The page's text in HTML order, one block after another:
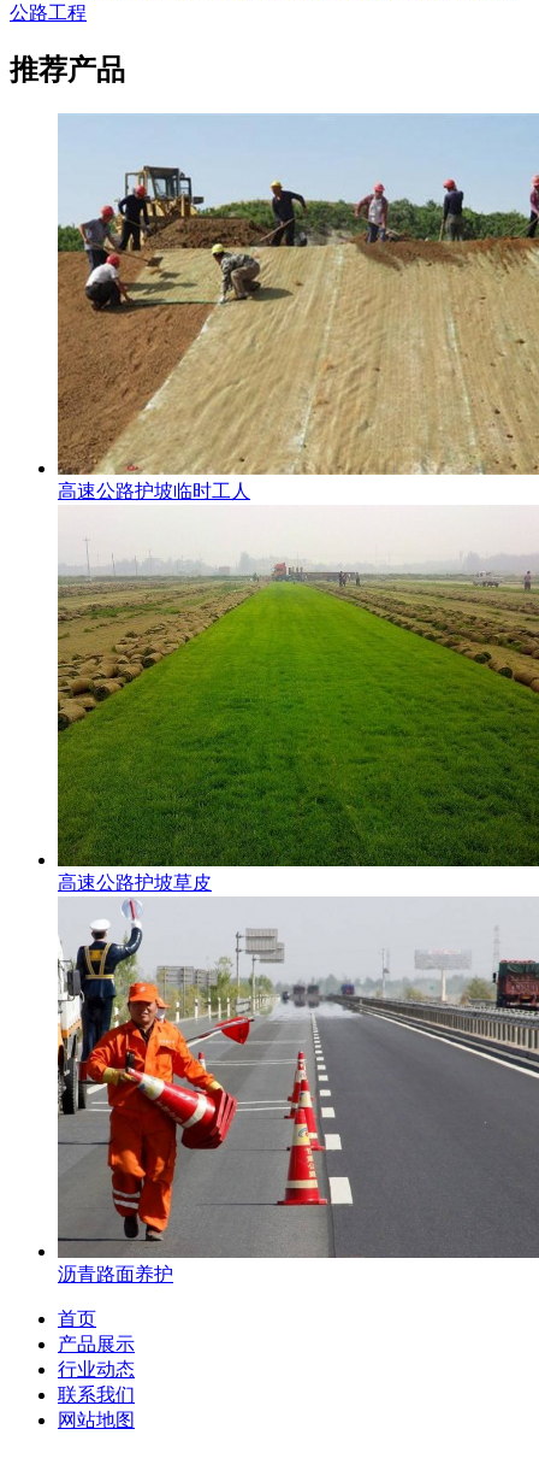
公路工程
推荐产品
高速公路护坡临时工人
高速公路护坡草皮
沥青路面养护
首页
产品展示
行业动态
联系我们
网站地图